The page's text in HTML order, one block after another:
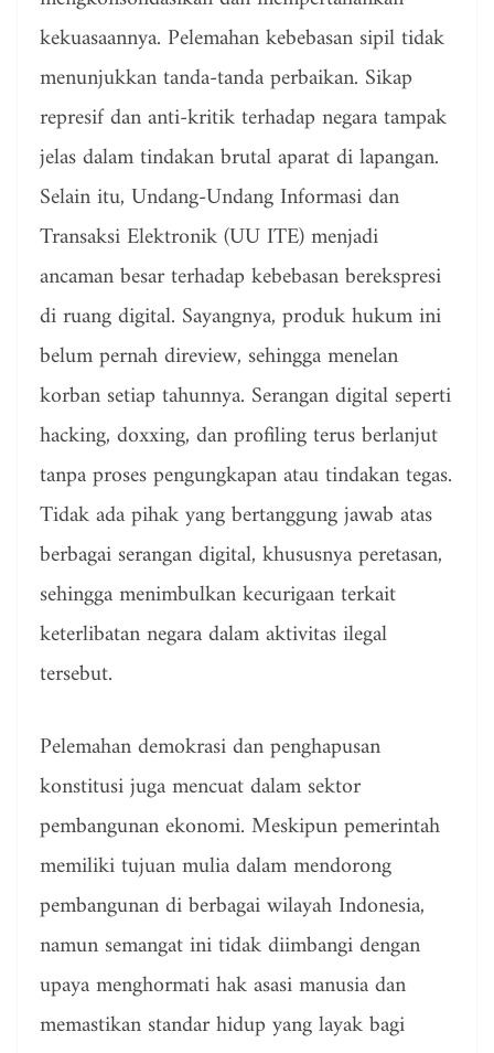
kekuasaannya. Pelemahan kebebasan sipil tidak
menunjukkan tanda-tanda perbaikan. Sikap
represif dan anti-kritik terhadap negara tampak
jelas dalam tindakan brutal aparat di lapangan.
Selain itu, Undang-Undang Informasi dan
Transaksi Elektronik (UU ITE) menjadi
ancaman besar terhadap kebebasan berekspresi
di ruang digital. Sayangnya, produk hukum ini
belum pernah direview, sehingga menelan
korban setiap tahunnya. Serangan digital seperti
hacking, doxxing, dan profiling terus berlanjut
tanpa proses pengungkapan atau tindakan tegas.
Tidak ada pihak yang bertanggung jawab atas
berbagai serangan digital, khususnya peretasan,
sehingga menimbulkan kecurigaan terkait
keterlibatan negara dalam aktivitas ilegal
tersebut.
Pelemahan demokrasi dan penghapusan
konstitusi juga mencuat dalam sektor
pembangunan ekonomi. Meskipun pemerintah
memiliki tujuan mulia dalam mendorong
pembangunan di berbagai wilayah Indonesia,
namun semangat ini tidak diimbangi dengan
upaya menghormati hak asasi manusia dan
memastikan standar hidup yang layak bagi